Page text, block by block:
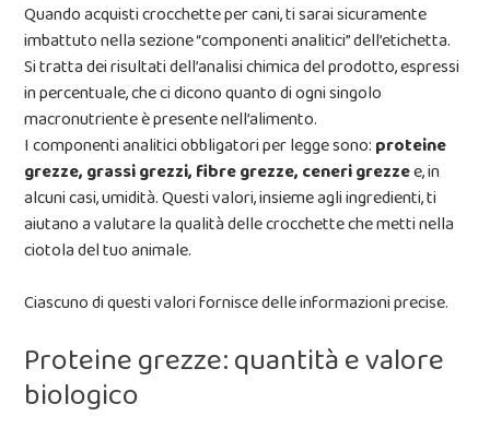
Quando acquisti crocchette per cani, ti sarai sicuramente
imbattuto nella sezione “componenti analitici” dell’etichetta.
Si tratta dei risultati dell’analisi chimica del prodotto, espressi
in percentuale, che ci dicono quanto di ogni singolo
macronutriente è presente nell’alimento.
I componenti analitici obbligatori per legge sono: proteine
grezze, grassi grezzi, fibre grezze, ceneri grezzee, in
alcuni casi, umidità. Questi valori, insieme agli ingredienti, ti
aiutano a valutare la qualità delle crocchette che metti nella
ciotola del tuo animale.
Ciascuno di questi valori fornisce delle informazioni precise.
Proteine grezze: quantità e valore
biologico